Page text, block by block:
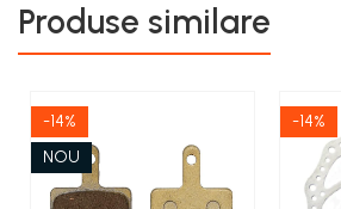
Produse similare
-14%
NOU
-14%